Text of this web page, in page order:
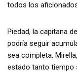
todos los
Piedad, la capitana
podría seguir
sea completa.
estado tanto tiempo